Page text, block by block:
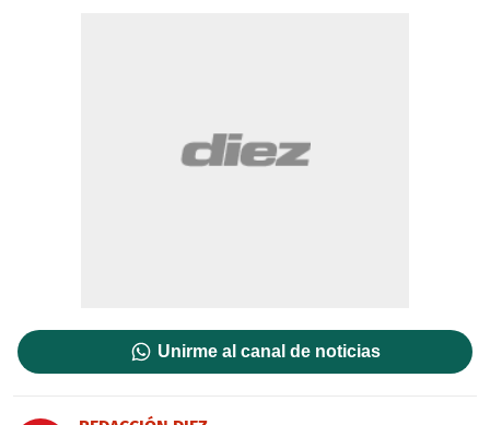
Unirme al canal de noticias